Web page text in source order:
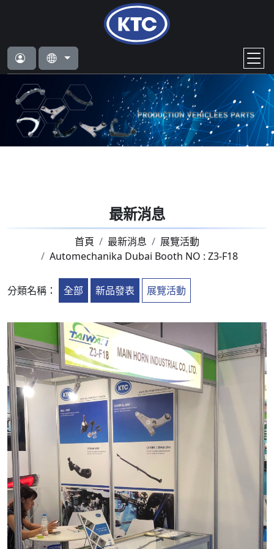
最新消息
首頁 最新消息
展覽活動
Automechanika Dubai Booth NO : Z3-F18
分類名稱： 全部 新品發表 展覽活動